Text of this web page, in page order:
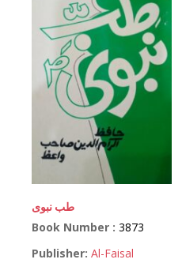
طب نبوی
Book Number : 3873
Publisher: Al-Faisal